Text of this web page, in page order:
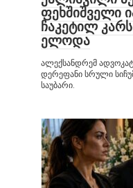
ფეხშიშველი
ჩაკეტილ
ელოდა
ალექსანდრემ
დერეფანი სრული
საუბარი.